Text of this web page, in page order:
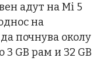
адут на Mi 5
на
почнува околу
3 GB рам и 32 GB